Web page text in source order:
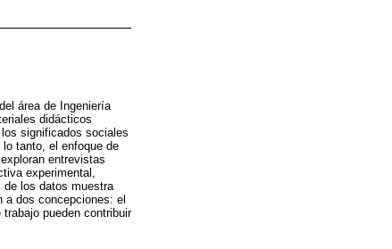
área de Ingeniería
didácticos
significados sociales
tanto, el enfoque de
entrevistas
experimental,
de los datos muestra
dos concepciones: el
pueden contribuir